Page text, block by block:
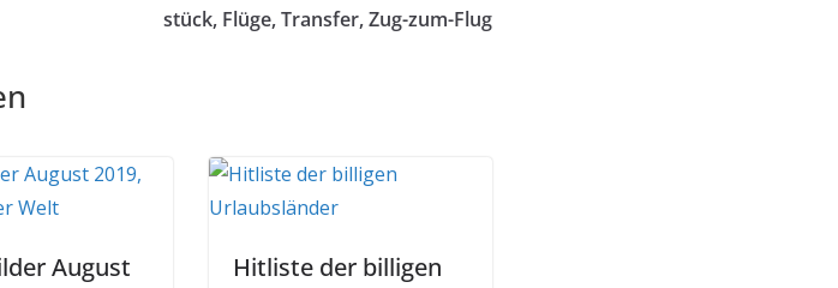
stück, Flüge, Transfer, Zug-zum-Flug
August
Hitliste der billigen